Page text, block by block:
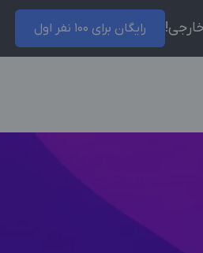
رایگان برای 100 نفر اول